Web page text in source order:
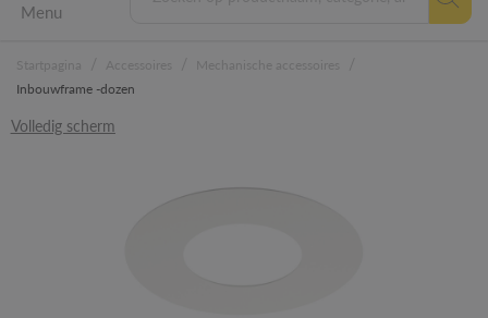
Menu
Inbouwframe -dozen
Volledig scherm